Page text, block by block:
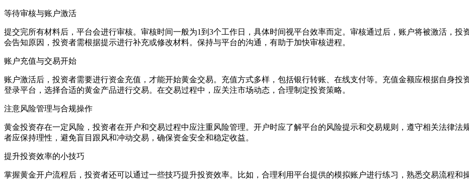
等待审核与账户激活
提交完所有材料后，平台会进行审核。审核时间一般为1到3个工作日，具体时间视平台效率而定。审核通过后，账户将被激活，投
会告知原因，投资者需根据提示进行补充或修改材料。保持与平台的沟通，有助于加快审核进程。
账户充值与交易开始
账户激活后，投资者需要进行资金充值，才能开始黄金交易。充值方式多样，包括银行转账、在线支付等。充值金额应根据自身投
登录平台，选择合适的黄金产品进行交易。在交易过程中，应关注市场动态，合理制定投资策略。
注意风险管理与合规操作
黄金投资存在一定风险，投资者在开户和交易过程中应注重风险管理。开户时应了解平台的风险提示和交易规则，遵守相关法律
者应保持理性，避免盲目跟风和冲动交易，确保资金安全和稳定收益。
提升投资效率的小技巧
掌握黄金开户流程后，投资者还可以通过一些技巧提升投资效率。比如，合理利用平台提供的模拟账户进行练习，熟悉交易流程